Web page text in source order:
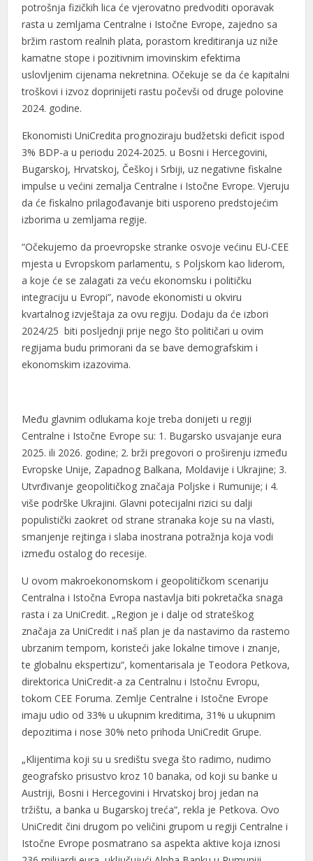
potrošnja fizičkih lica će vjerovatno predvoditi oporavak
rasta u zemljama Centralne i Istočne Evrope, zajedno sa
bržim rastom realnih plata, porastom kreditiranja uz niže
kamatne stope i pozitivnim imovinskim efektima
uslovljenim cijenama nekretnina. Očekuje se da će kapitalni
troškovi i izvoz doprinijeti rastu počevši od druge polovine
2024. godine.
Ekonomisti UniCredita prognoziraju budžetski deficit ispod
3% BDP-a u periodu 2024-2025. u Bosni i Hercegovini,
Bugarskoj, Hrvatskoj, Češkoj i Srbiji, uz negativne fiskalne
impulse u većini zemalja Centralne i Istočne Evrope. Vjeruju
da će fiskalno prilagođavanje biti usporeno predstojećim
izborima u zemljama regije.
“Očekujemo da proevropske stranke osvoje većinu EU-CEE
mjesta u Evropskom parlamentu, s Poljskom kao liderom,
a koje će se zalagati za veću ekonomsku i političku
integraciju u Evropi”, navode ekonomisti u okviru
kvartalnog izvještaja za ovu regiju. Dodaju da će izbori
2024/25 biti posljednji prije nego što političari u ovim
regijama budu primorani da se bave demografskim i
ekonomskim izazovima.
Među glavnim odlukama koje treba donijeti u regiji
Centralne i Istočne Evrope su: 1. Bugarsko usvajanje eura
2025. ili 2026. godine; 2. brži pregovori o proširenju između
Evropske Unije, Zapadnog Balkana, Moldavije i Ukrajine; 3.
Utvrđivanje geopolitičkog značaja Poljske i Rumunije; i 4.
više podrške Ukrajini. Glavni potecijalni rizici su dalji
populistički zaokret od strane stranaka koje su na vlasti,
smanjenje rejtinga i slaba inostrana potražnja koja vodi
između ostalog do recesije.
U ovom makroekonomskom i geopolitičkom scenariju
Centralna i Istočna Evropa nastavlja biti pokretačka snaga
rasta i za UniCredit. „Region je i dalje od strateškog
značaja za UniCredit i naš plan je da nastavimo da rastemo
ubrzanim tempom, koristeći jake lokalne timove i znanje,
te globalnu ekspertizu“, komentarisala je Teodora Petkova,
direktorica UniCredit-a za Centralnu i Istočnu Evropu,
tokom CEE Foruma. Zemlje Centralne i Istočne Evrope
imaju udio od 33% u ukupnim kreditima, 31% u ukupnim
depozitima i nose 30% neto prihoda UniCredit Grupe.
„Klijentima koji su u središtu svega što radimo, nudimo
geografsko prisustvo kroz 10 banaka, od koji su banke u
Austriji, Bosni i Hercegovini i Hrvatskoj broj jedan na
tržištu, a banka u Bugarskoj treća“, rekla je Petkova. Ovo
UniCredit čini drugom po veličini grupom u regiji Centralne i
Istočne Evrope posmatrano sa aspekta aktive koja iznosi